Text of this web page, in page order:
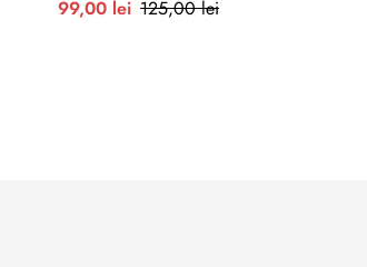
Preț
99,00 lei
Preț
125,00 lei